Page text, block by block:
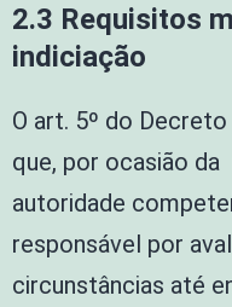
2.3 Requisitos
indiciação
O art. 5º do
que, por ocasião da
autoridade
responsável por
circunstâncias até